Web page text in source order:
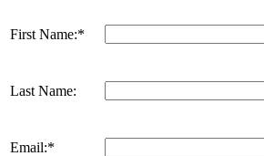
First Name:*
Last Name:
Email:*